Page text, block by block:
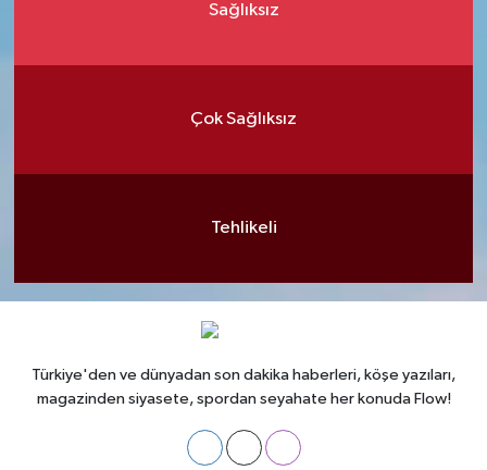
Sağlıksız
Çok Sağlıksız
Tehlikeli
Türkiye'den ve dünyadan son dakika haberleri, köşe yazıları,
magazinden siyasete, spordan seyahate her konuda Flow!